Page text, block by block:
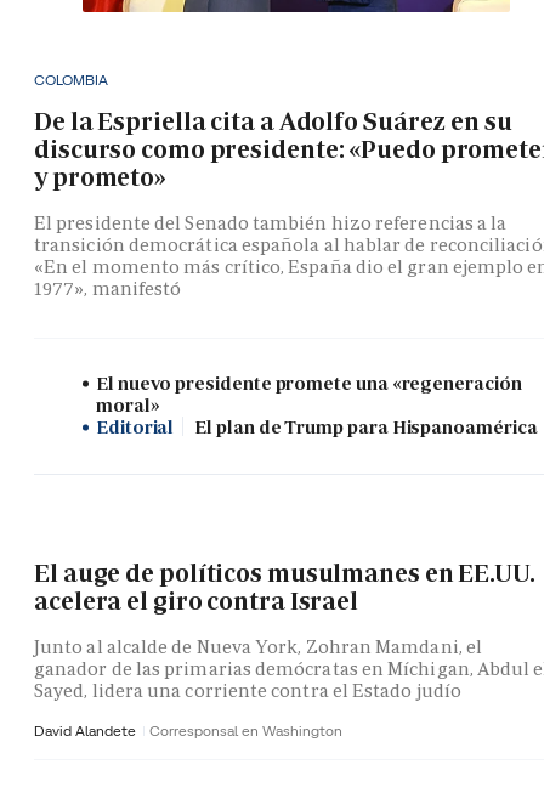
COLOMBIA
De la Espriella cita a Adolfo Suárez en su
discurso como presidente: «Puedo
y prometo»
El presidente del Senado también hizo referencias a la
transición democrática española al hablar de
«En el momento más crítico, España dio el gran ejemplo
1977», manifestó
El nuevo presidente promete una «regeneración
moral»
Editorial
El plan de Trump para Hispanoamérica
El auge de políticos musulmanes en EE.UU.
acelera el giro contra Israel
Junto al alcalde de Nueva York, Zohran Mamdani, el
ganador de las primarias demócratas en Míchigan, Abdul
Sayed, lidera una corriente contra el Estado judío
David Alandete Corresponsal en Washington